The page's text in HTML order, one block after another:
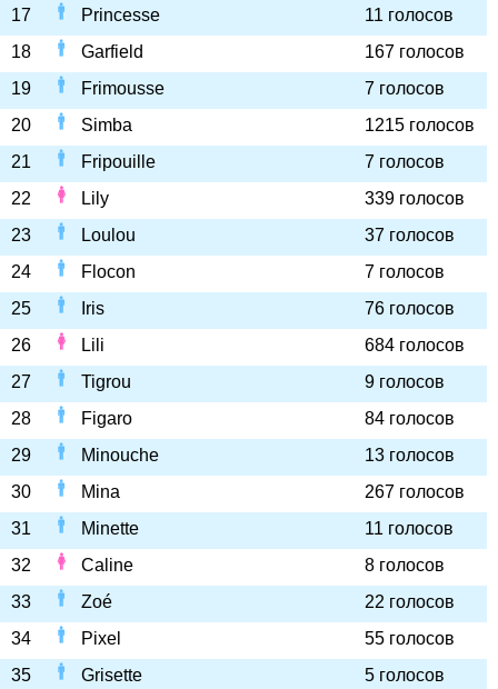
17
Princesse
11 голосов
18
Garfield
167 голосов
19
Frimousse
7 голосов
20
Simba
1215 голосов
21
Fripouille
7 голосов
22
Lily
339 голосов
23
Loulou
37 голосов
24
Flocon
7 голосов
25
Iris
76 голосов
26
Lili
684 голосов
27
Tigrou
9 голосов
28
Figaro
84 голосов
29
Minouche
13 голосов
30
Mina
267 голосов
31
Minette
11 голосов
32
Caline
8 голосов
33
Zoé
22 голосов
34
Pixel
55 голосов
35
Grisette
5 голосов